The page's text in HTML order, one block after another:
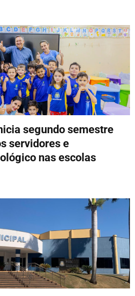
segundo semestre
servidores e
nas escolas